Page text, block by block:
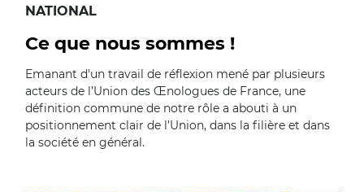
NATIONAL
Ce que nous sommes !
Emanant d'un travail de réflexion mené par plusieurs
acteurs de l’Union des Œnologues de France, une
définition commune de notre rôle a abouti à un
positionnement clair de l’Union, dans la filière et dans
la société en général.